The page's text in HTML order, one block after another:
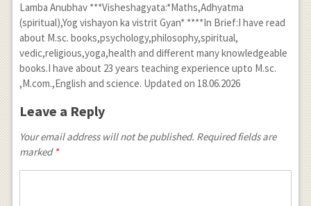
Lamba Anubhav ***Visheshagyata:*Maths,Adhyatma
(spiritual),Yog vishayon ka vistrit Gyan* ****In Brief:I have read
about M.sc. books,psychology,philosophy,spiritual,
vedic,religious,yoga,health and different many knowledgeable
books.I have about 23 years teaching experience upto M.sc.
,M.com.,English and science. Updated on 18.06.2026
Leave a Reply
Your email address will not be published. Required fields are
marked *